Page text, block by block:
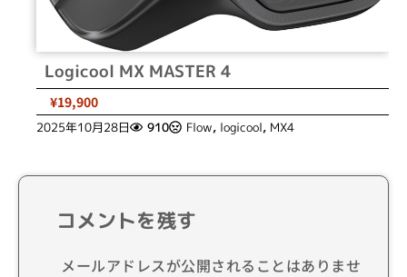
Logicool MX MASTER 4
¥19,900
2025年10月28日 910 Flow, logicool, MX4
コメントを残す
メールアドレスが公開されることはありませ